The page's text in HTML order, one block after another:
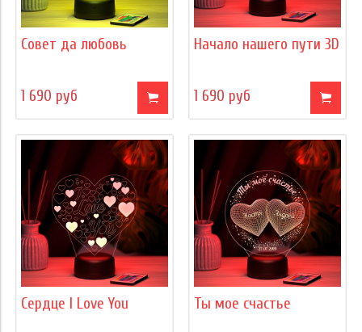
Совет да любовь
1 690 руб
Начало нашего пути 3D
1 690 руб
Сердце I Love You Ты мое счастье